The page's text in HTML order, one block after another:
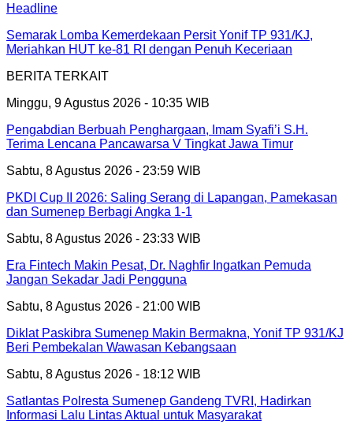
Headline
Semarak Lomba Kemerdekaan Persit Yonif TP 931/KJ,
Meriahkan HUT ke-81 RI dengan Penuh Keceriaan
BERITA TERKAIT
Minggu, 9 Agustus 2026 - 10:35 WIB
Pengabdian Berbuah Penghargaan, Imam Syafi’i S.H.
Terima Lencana Pancawarsa V Tingkat Jawa Timur
Sabtu, 8 Agustus 2026 - 23:59 WIB
PKDI Cup II 2026: Saling Serang di Lapangan, Pamekasan
dan Sumenep Berbagi Angka 1-1
Sabtu, 8 Agustus 2026 - 23:33 WIB
Era Fintech Makin Pesat, Dr. Naghfir Ingatkan Pemuda
Jangan Sekadar Jadi Pengguna
Sabtu, 8 Agustus 2026 - 21:00 WIB
Diklat Paskibra Sumenep Makin Bermakna, Yonif TP 931/KJ
Beri Pembekalan Wawasan Kebangsaan
Sabtu, 8 Agustus 2026 - 18:12 WIB
Satlantas Polresta Sumenep Gandeng TVRI, Hadirkan
Informasi Lalu Lintas Aktual untuk Masyarakat